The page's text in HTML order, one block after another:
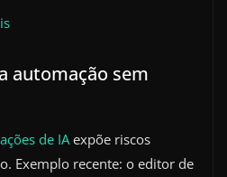
automação sem
de IA expõe riscos
Exemplo recente: o editor de